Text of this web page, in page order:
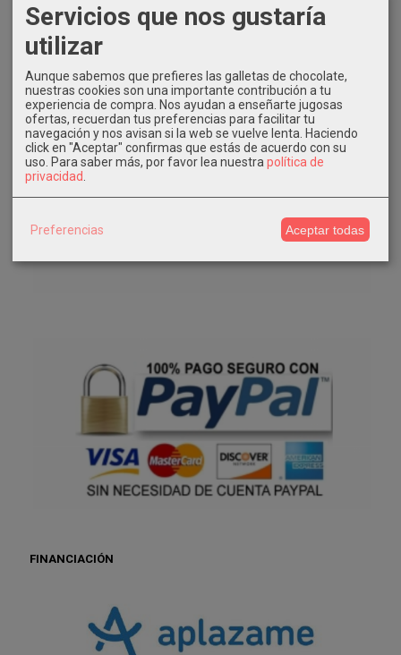
FINANCIACIÓN
Servicios que nos gustaría
utilizar
Aunque sabemos que prefieres las galletas de chocolate,
nuestras cookies son una importante contribución a tu
experiencia de compra. Nos ayudan a enseñarte jugosas
ofertas, recuerdan tus preferencias para facilitar tu
navegación y nos avisan si la web se vuelve lenta. Haciendo
click en "Aceptar" confirmas que estás de acuerdo con su
uso. Para saber más, por favor lea nuestra política de
privacidad
Preferencias Aceptar todas